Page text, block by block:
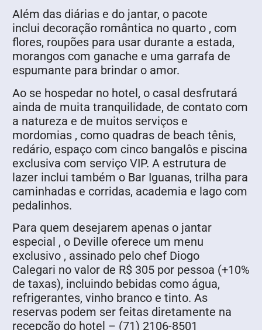
Além das diárias e do jantar, o pacote
inclui decoração romântica no quarto , com
flores, roupões para usar durante a estada,
morangos com ganache e uma garrafa de
espumante para brindar o amor.
Ao se hospedar no hotel, o casal desfrutará
ainda de muita tranquilidade, de contato com
a natureza e de muitos serviços e
mordomias , como quadras de beach tênis,
redário, espaço com cinco bangalôs e piscina
exclusiva com serviço VIP. A estrutura de
lazer inclui também o Bar Iguanas, trilha para
caminhadas e corridas, academia e lago com
pedalinhos.
Para quem desejarem apenas o jantar
especial , o Deville oferece um menu
exclusivo , assinado pelo chef Diogo
Calegari no valor de R$ 305 por pessoa (+10%
de taxas), incluindo bebidas como água,
refrigerantes, vinho branco e tinto. As
reservas podem ser feitas diretamente na
recepção do hotel – (71) 2106-8501